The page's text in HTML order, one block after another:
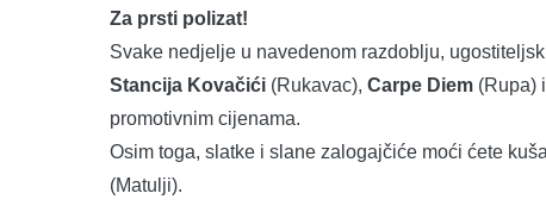
Za prsti polizat!
Svake nedjelje u navedenom razdoblju,
Stancija Kovačići (Rukavac), Carpe Diem (Rupa) i
promotivnim cijenama.
Osim toga, slatke i slane zalogajčiće moći ćete
(Matulji).